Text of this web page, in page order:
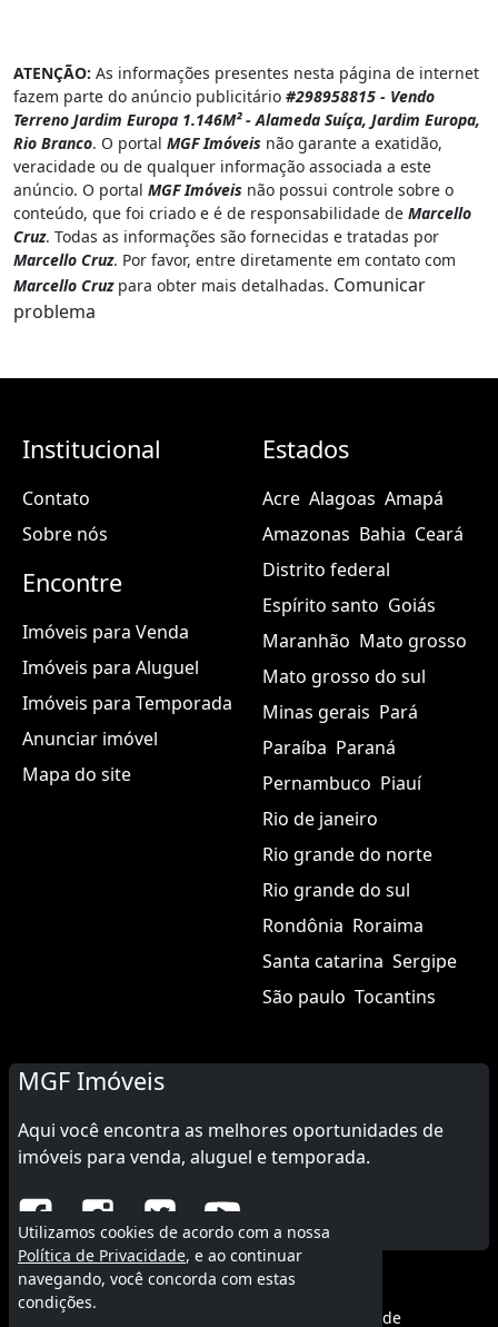
ATENÇÃO: As informações presentes nesta página de internet
fazem parte do anúncio publicitário #298958815 - Vendo
Terreno Jardim Europa 1.146M² - Alameda Suíça, Jardim Europa,
Rio Branco. O portal MGF Imóveis não garante a exatidão,
veracidade ou de qualquer informação associada a este
anúncio. O portal MGF Imóveis não possui controle sobre o
conteúdo, que foi criado e é de responsabilidade de Marcello
Cruz. Todas as informações são fornecidas e tratadas por
Marcello Cruz. Por favor, entre diretamente em contato com
Marcello Cruzpara obter mais detalhadas. Comunicar
problema
Institucional
Contato
Sobre nós
Encontre
Imóveis para Venda
Imóveis para Aluguel
Imóveis para Temporada
Anunciar imóvel
Mapa do site
Estados
Acre Alagoas Amapá
Amazonas Bahia Ceará
Distrito federal
Espírito santo Goiás
Maranhão Mato grosso
Mato grosso do sul
Minas gerais Pará
Paraíba Paraná
Pernambuco Piauí
Rio de janeiro
Rio grande do norte
Rio grande do sul
Rondônia Roraima
Santa catarina Sergipe
São paulo Tocantins
MGF Imóveis
Aqui você encontra as melhores oportunidades de
imóveis para venda, aluguel e temporada.
© 2015 - 2026 MGF Imóveis.
Política de privacidade
Utilizamos cookies de acordo com a nossa
Política de Privacidade, e ao continuar
navegando, você concorda com estas
condições.